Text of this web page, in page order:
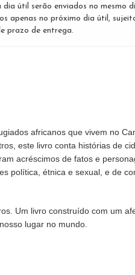
útil serão enviados no mesmo
apenas no próximo dia útil,
prazo de entrega.
africanos que vivem no
este livro conta histórias de
acréscimos de fatos e
política, étnica e sexual, e de
Um livro construído com um
lugar no mundo.